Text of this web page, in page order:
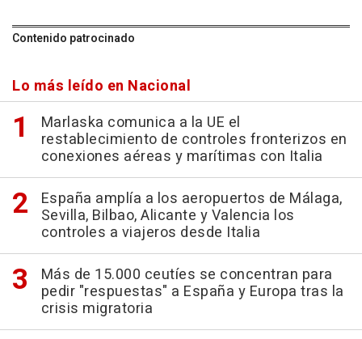
Contenido patrocinado
Lo más leído en Nacional
Marlaska comunica a la UE el
restablecimiento de controles fronterizos en
conexiones aéreas y marítimas con Italia
España amplía a los aeropuertos de Málaga,
Sevilla, Bilbao, Alicante y Valencia los
controles a viajeros desde Italia
Más de 15.000 ceutíes se concentran para
pedir "respuestas" a España y Europa tras la
crisis migratoria